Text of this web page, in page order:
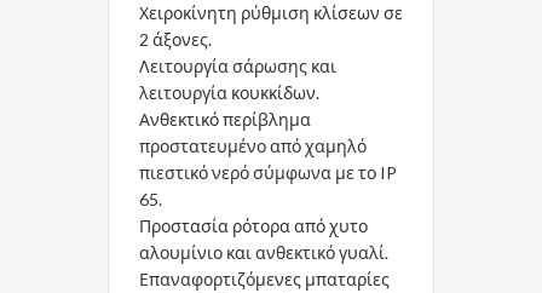
Χειροκίνητη ρύθμιση κλίσεων σε
2 άξονες.
Λειτουργία σάρωσης και
λειτουργία κουκκίδων.
Ανθεκτικό περίβλημα
προστατευμένο από χαμηλό
πιεστικό νερό σύμφωνα με το IP
65.
Προστασία ρότορα από χυτο
αλουμίνιο και ανθεκτικό γυαλί.
Επαναφορτιζόμενες μπαταρίες